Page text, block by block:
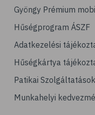
# vérnyomásmérés
# kardiológia
#
# szív- és
# vérnyomás
Gyöngy Prémium
Hűségprogram ÁSZF
Adatkezelési
Hűségkártya
Patikai
Munkahelyi